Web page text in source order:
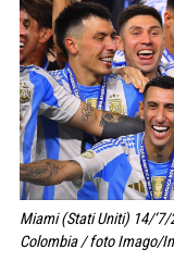
Miami (Stati Uniti) 14/
Colombia / foto Imago/